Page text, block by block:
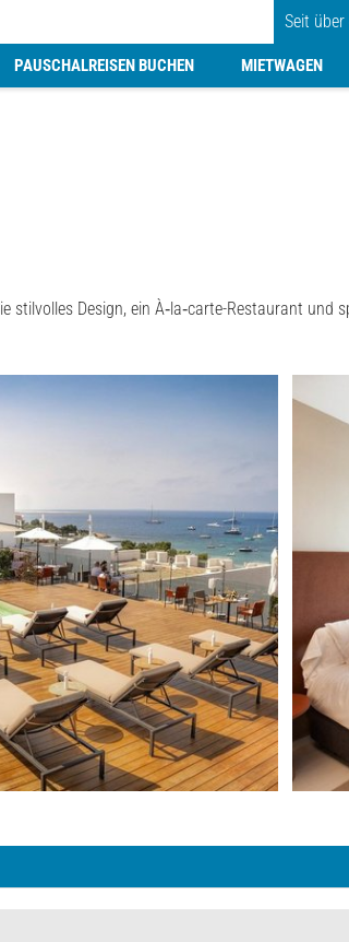
Seit über
PAUSCHALREISEN BUCHEN MIETWAGEN
Design, ein À‑la‑carte-Restaurant